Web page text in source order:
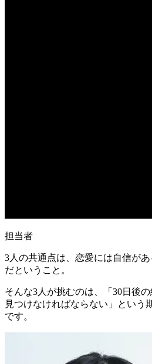
担当者
3人の共通点は、 恋愛には自信が
だということ。
そんな3人が挑むのは、「30日後
見つけなければならない」という
です。